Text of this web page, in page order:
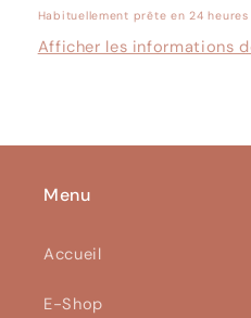
Habituellement prête en 24 heures
Afficher les informations
Menu
Accueil
E-Shop